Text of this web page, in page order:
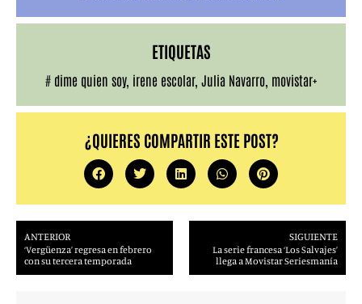
ETIQUETAS
# dime quien soy, irene escolar, Julia Navarro movistar+
¿QUIERES COMPARTIR ESTE POST?
ANTERIOR
‘Vergüenza’ regresa en febrero
con su tercera temporada
SIGUIENTE
La serie francesa ‘Los Salvajes’
llega a Movistar Seriesmanía